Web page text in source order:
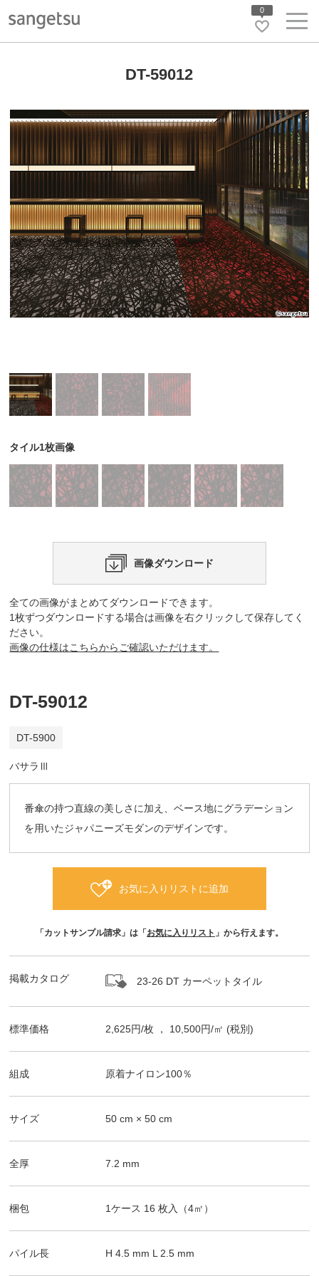
0
DT-59012
タイル1枚画像
画像ダウンロード
全ての画像がまとめてダウンロードできます。
1枚ずつダウンロードする場合は画像を右クリックして保存してく
ださい。
画像の仕様はこちらからご確認いただけます。
DT-59012
DT-5900
バサラⅢ
番傘の持つ直線の美しさに加え、ベース地にグラデーション
を用いたジャパニーズモダンのデザインです。
お気に入りリストに追加
「カットサンプル請求」は「 お気に入りリスト 」から行えます。
掲載カタログ 23-26 DT カーペットタイル
標準価格 2,625円/枚 ， 10,500円/㎡ (税別)
組成 原着ナイロン100％
サイズ 50 cm ×50 cm
全厚 7.2 mm
梱包 1ケース 16 枚入（4㎡）
パイル長 H 4.5 mm L 2.5 mm